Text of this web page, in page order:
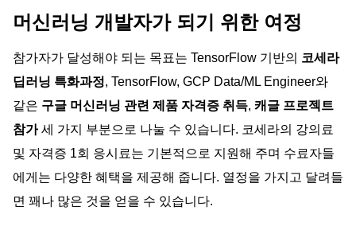
머신러닝 개발자가 되기 위한 여정
참가자가 달성해야 되는 목표는 TensorFlow 기반의 코세라
딥러닝 특화과정, TensorFlow, GCP Data/ML Engineer와
같은 구글 머신러닝 관련 제품 자격증 취득, 캐글 프로젝트
참가 세 가지 부분으로 나눌 수 있습니다. 코세라의 강의료
및 자격증 1회 응시료는 기본적으로 지원해 주며 수료자들
에게는 다양한 혜택을 제공해 줍니다. 열정을 가지고 달려들
면 꽤나 많은 것을 얻을 수 있습니다.